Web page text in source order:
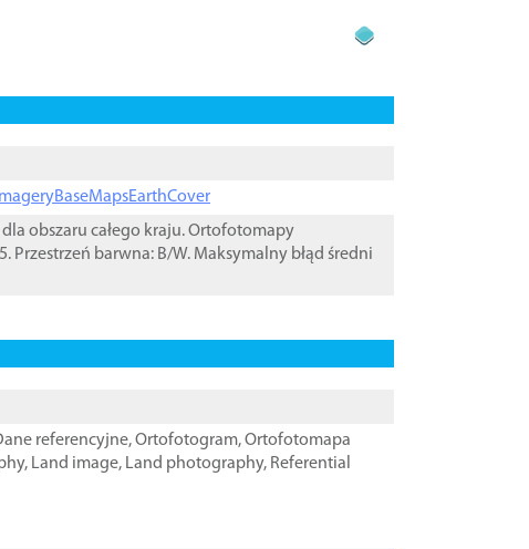
obszaru całego kraju. Ortofotomapy
barwna: B/W. Maksymalny błąd średni
referencyjne,Ortofotogram,Ortofotomapa
, Land image, Land photography, Referential